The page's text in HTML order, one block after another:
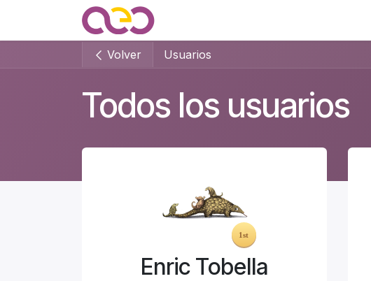
Volver Usuarios
Todos los usuarios
Enric Tobella